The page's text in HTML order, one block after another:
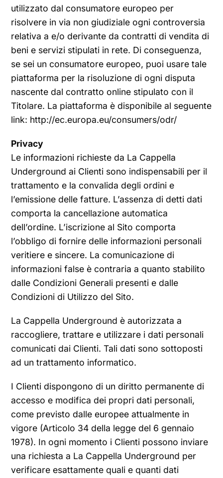
utilizzato dal consumatore europeo per
risolvere in via non giudiziale ogni controversia
relativa a e/o derivante da contratti di vendita di
beni e servizi stipulati in rete. Di conseguenza,
se sei un consumatore europeo, puoi usare tale
piattaforma per la risoluzione di ogni disputa
nascente dal contratto online stipulato con il
Titolare. La piattaforma è disponibile al seguente
link: http://ec.europa.eu/consumers/odr/
Privacy
Le informazioni richieste da La Cappella
Underground ai Clienti sono indispensabili per il
trattamento e la convalida degli ordini e
l’emissione delle fatture. L’assenza di detti dati
comporta la cancellazione automatica
dell’ordine. L’iscrizione al Sito comporta
l’obbligo di fornire delle informazioni personali
veritiere e sincere. La comunicazione di
informazioni false è contraria a quanto stabilito
dalle Condizioni Generali presenti e dalle
Condizioni di Utilizzo del Sito.
La Cappella Underground è autorizzata a
raccogliere, trattare e utilizzare i dati personali
comunicati dai Clienti. Tali dati sono sottoposti
ad un trattamento informatico.
I Clienti dispongono di un diritto permanente di
accesso e modifica dei propri dati personali,
come previsto dalle europee attualmente in
vigore (Articolo 34 della legge del 6 gennaio
1978). In ogni momento i Clienti possono inviare
una richiesta a La Cappella Underground per
verificare esattamente quali e quanti dati